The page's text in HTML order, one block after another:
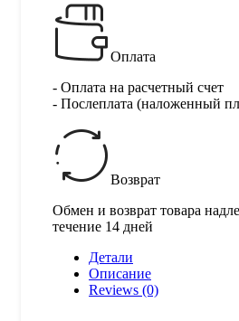
Оплата
- Оплата на расчетный счет
- Послеплата (наложенный
Возврат
Обмен и возврат товара
течение 14 дней
Детали
Описание
Reviews (0)